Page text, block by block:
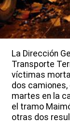
La Dirección
Transporte
víctimas
dos
martes en la
el tramo
otras dos